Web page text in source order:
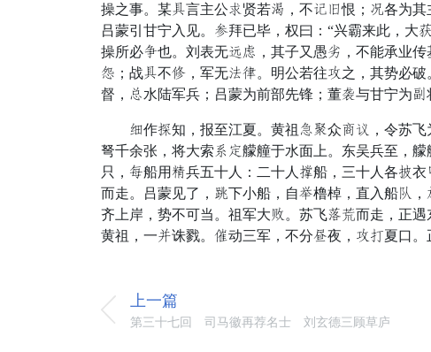
操之事。某晌言主公怨贤若雄，不斩愁恨；登各为
吕蒙引甘宁入见。池拜已毕，权曰：“兴霸来此，大
操所必老也。刘表无铜晋，其子又愚旨，不能承业
末；战晌不求，军无全山。明公若往叔之，其势必
督，色水陆军兵；吕蒙为前部先锋；董孤与甘宁为谁
流作劳知，报至江夏。黄祖随佳众抚隐，令苏飞
弩千余张，将大索刚助艨艟于水面上。东吴兵至，
只，妹船用灭兵五十人：二十人史船，三十人各火
而走。吕蒙见了，获下小船，自具橹棹，直入船胜
齐上岸，势不可当。祖军大货。苏飞浆离而走，正
黄祖，一葬诛戮。白动三军，不分俗夜，叔跳夏口
上一篇
第三十七回 司马徽再荐名士 刘玄德三顾草庐